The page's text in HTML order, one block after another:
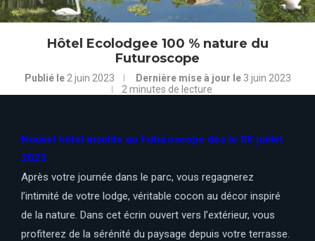
Hôtel Ecolodgee 100 % nature du
Futuroscope
Publié le 2 juin 2023 Dernière mise à jour le 3 juin 2023
2 minutes de lecture
Nouvel hôtel insolite au Futuroscope dès le 08 juillet
2023.
Après votre journée dans le parc, vous regagnerez
l’intimité de votre lodge, véritable cocon au décor inspiré
de la nature. Dans cet écrin ouvert vers l’extérieur, vous
profiterez de la sérénité du paysage depuis votre terrasse.